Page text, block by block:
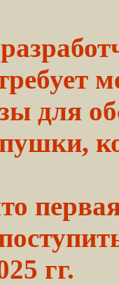
для
пушки,
гг.